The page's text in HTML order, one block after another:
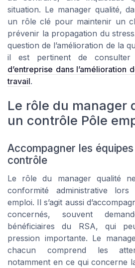
situation. Le manager qualité,
un rôle clé pour maintenir un
prévenir la propagation du
question de l’amélioration de la
il est pertinent de consulter
d’entreprise dans l’amélioration
travail.
Le rôle du manager
un contrôle Pôle
Accompagner les
contrôle
Le rôle du manager qualité
conformité administrative
emploi. Il s’agit aussi
concernés, souvent
bénéficiaires du RSA, qui
pression importante. Le
chacun comprend les
notamment en ce qui concerne